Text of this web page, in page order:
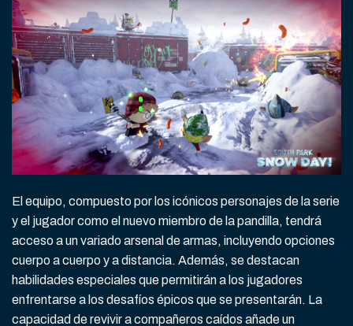
El equipo, compuesto por los icónicos personajes de la serie
y el jugador como el nuevo miembro de la pandilla, tendrá
acceso a un variado arsenal de armas, incluyendo opciones
cuerpo a cuerpo y a distancia. Además, se destacan
habilidades especiales que permitirán a los jugadores
enfrentarse a los desafíos épicos que se presentarán. La
capacidad de revivir a compañeros caídos añade un